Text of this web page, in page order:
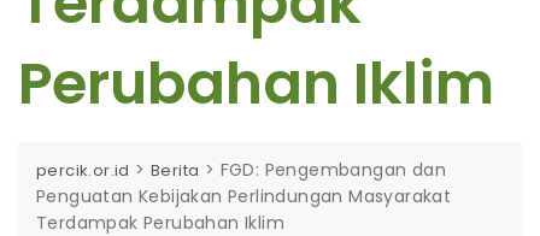
Perubahan Iklim
percik.or.id >Berita > FGD: Pengembangan dan
Penguatan Kebijakan Perlindungan Masyarakat
Terdampak Perubahan Iklim